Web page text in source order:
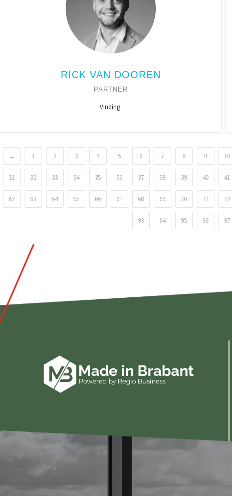
RICK VAN DOOREN
PARTNER
Vinding.
← 1 2 3 4 5 6 7 8 9 10
31 32 33 34 35 36 37 38 39 40 41
62 63 64 65 66 67 68 69 70 71 72
93 94 95 96 97